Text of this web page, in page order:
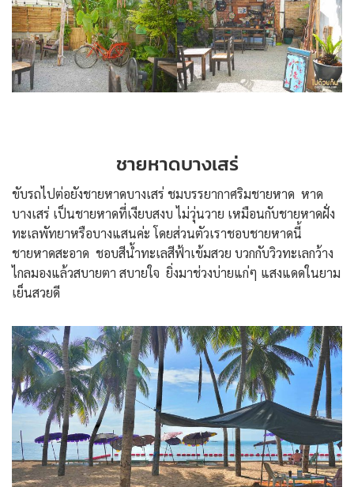
ชายหาดบางเสร่
ขับรถไปต่อยังชายหาดบางเสร่ ชมบรรยากาศริมชายหาด หาด
บางเสร่ เป็นชายหาดที่เงียบสงบ ไม่วุ่นวาย เหมือนกับชายหาดฝั่ง
ทะเลพัทยาหรือบางแสนค่ะ โดยส่วนตัวเราชอบชายหาดนี้
ชายหาดสะอาด ชอบสีน้ำทะเลสีฟ้าเข้มสวย บวกกับวิวทะเลกว้าง
ไกลมองแล้วสบายตา สบายใจ ยิ่งมาช่วงบ่ายแก่ๆ แสงแดดในยาม
เย็นสวยดี